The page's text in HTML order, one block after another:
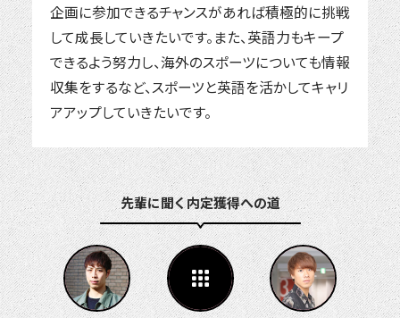
企画に参加できるチャンスがあれば積極的に挑戦
して成長していきたいです。また、英語力もキープ
できるよう努力し、海外のスポーツについても情報
収集をするなど、スポーツと英語を活かしてキャリ
アアップしていきたいです。
先輩に聞く 内定獲得への道